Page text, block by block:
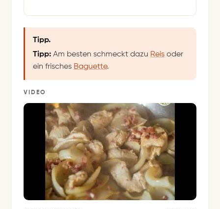
Tipp.
Tipp: Am besten schmeckt dazu Reis oder
ein frisches Baguette.
VIDEO